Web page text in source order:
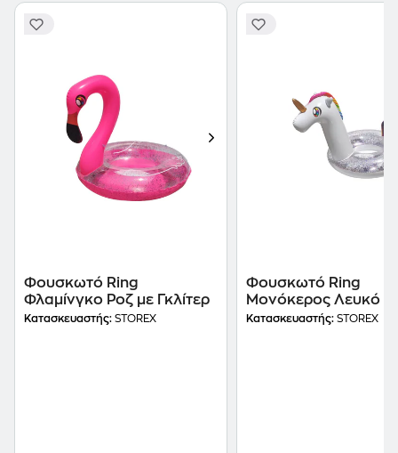
Φουσκωτό Ring
Φλαμίνγκο Ροζ με Γκλίτερ
Κατασκευαστής: STOREX
Φουσκωτό Ring
Μονόκερος Λευκό
Γκλίτερ
Κατασκευαστής: STOREX